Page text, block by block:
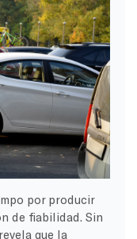
por producir
de fiabilidad. Sin
que la